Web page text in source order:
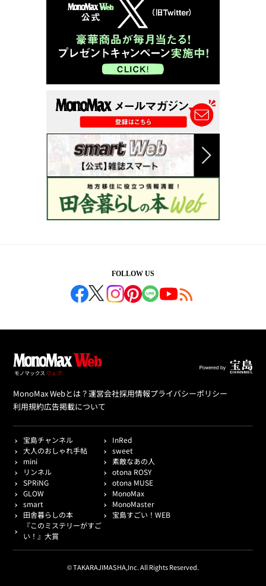
FOLLOW US
MonoMax Webとは？運営会社採用情報プライバシーポリシー
利用規約広告掲載について
宝島チャンネル
InRed
大人のおしゃれ手帖
sweet
mini
素敵なあの人
リンネル
otona ROSY
SPRiNG
otona MUSE
GLOW
MonoMax
smart
MonoMaster
田舎暮らしの本
宝島すごい！WEB
『このミステリーがすご
い！』大賞
© TAKARAJIMASHA,Inc. All Rights Reserved.